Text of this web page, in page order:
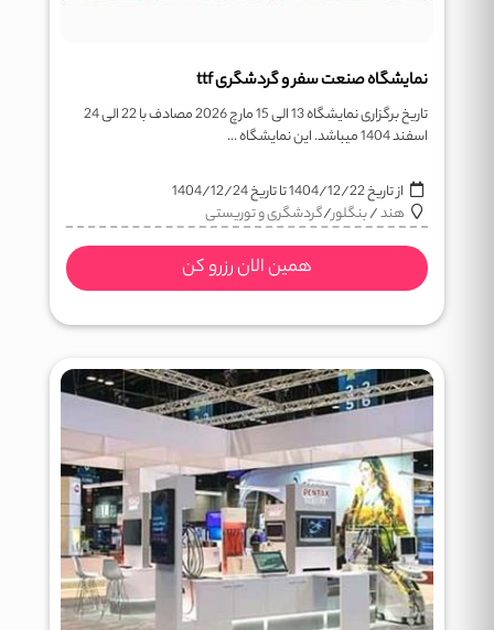
نمایشگاه صنعت سفر و گردشگری ttf
تاریخ برگزاری نمایشگاه 13 الی 15 مارچ 2026 مصادف با 22 الی 24
اسفند 1404 میباشد. این نمایشگاه ...
از تاریخ1404/12/22تا تاریخ1404/12/24
هند/بنگلور/گردشگری و توریستی
همین الان رزرو کن